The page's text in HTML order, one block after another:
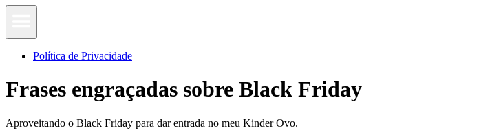
Política de Privacidade
Frases engraçadas sobre Black Friday
Aproveitando o Black Friday para dar entrada no meu Kinder Ovo.